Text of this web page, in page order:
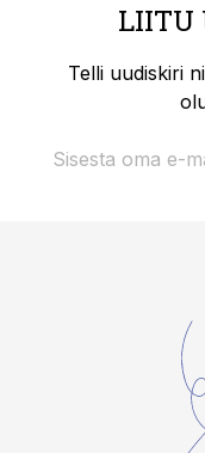
LIITU
Telli uudiskiri